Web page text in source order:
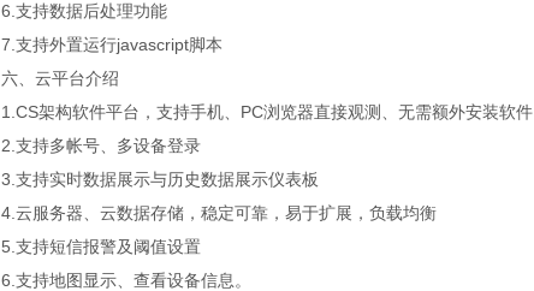
6.支持数据后处理功能
7.支持外置运行javascript脚本
六、云平台介绍
1.CS架构软件平台，支持手机、PC浏览器直接观测、无需额外安装软件
2.支持多帐号、多设备登录
3.支持实时数据展示与历史数据展示仪表板
4.云服务器、云数据存储，稳定可靠，易于扩展，负载均衡
5.支持短信报警及阈值设置
6.支持地图显示、查看设备信息。